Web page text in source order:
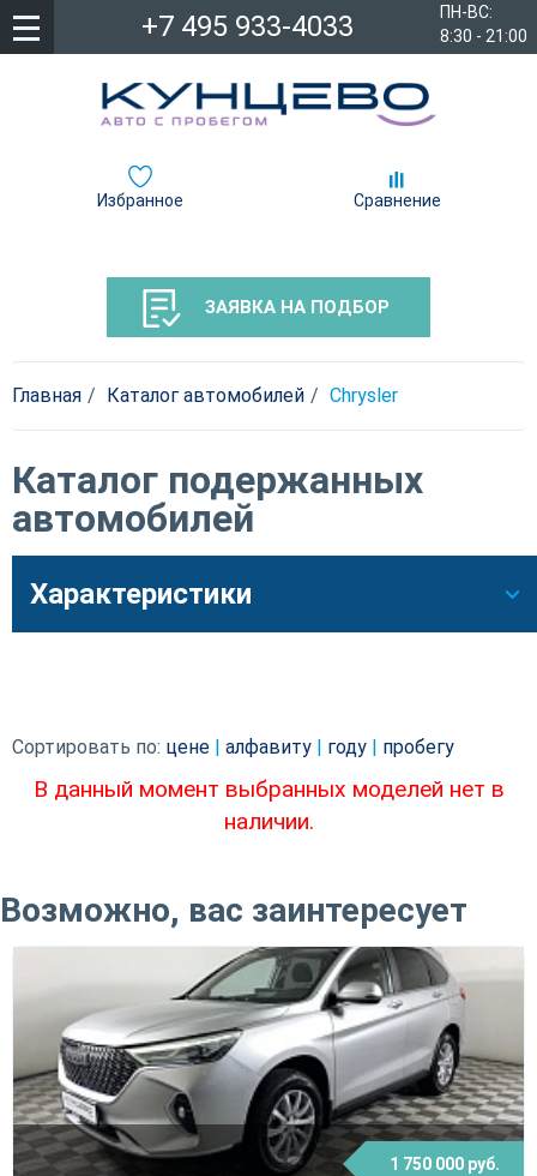
ПН-ВС:
8:30 - 21:00
+7 495 933-4033
Избранное Сравнение
ЗАЯВКА НА ПОДБОР
Главная Каталог автомобилей Chrysler
Каталог подержанных
автомобилей
Характеристики
Сортировать по: цене алфавиту году пробегу
В данный момент выбранных моделей нет в
наличии.
Возможно, вас заинтересует
1 750 000 руб.